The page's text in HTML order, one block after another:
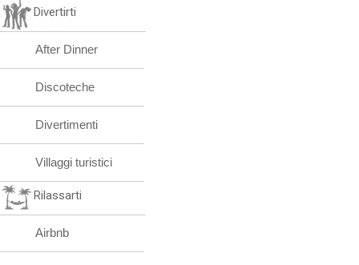
Divertirti
After Dinner
Discoteche
Divertimenti
Villaggi turistici
Rilassarti
Airbnb